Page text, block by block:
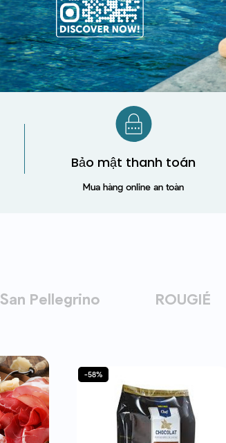
Bảo mật thanh toán
Mua hàng online an toàn
San Pellegrino ROUGIÉ
-58%